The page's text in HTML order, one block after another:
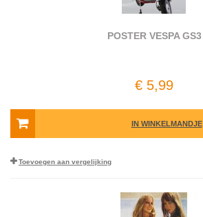
POSTER VESPA GS3
€ 5,99
IN WINKELMANDJE
Toevoegen aan vergelijking